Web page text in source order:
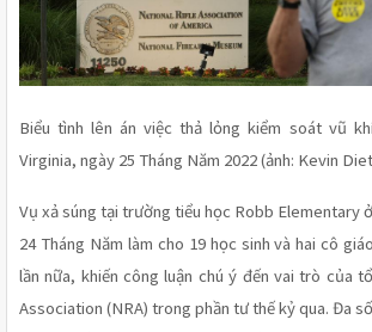
Biểu tình lên án việc thả lỏng kiểm soát vũ
Virginia, ngày 25 Tháng Năm 2022 (ảnh: Kevin
Vụ xả súng tại trường tiểu học Robb Elementary
24 Tháng Năm làm cho 19 học sinh và hai cô
lần nữa, khiến công luận chú ý đến vai trò của
Association (NRA) trong phần tư thế kỷ qua. Đa